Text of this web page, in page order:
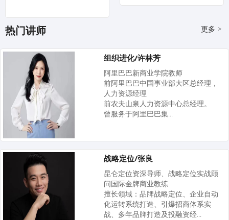
热门讲师 更多 >
组织进化/许林芳
阿里巴巴新商业学院教师
前阿里巴巴中国事业部大区总经理，
人力资源经理
前农夫山泉人力资源中心总经理。
曾服务于阿里巴巴集...
战略定位/张良
昆仑定位资深导师、战略定位实战顾
问国际金牌商业教练
擅长领域：品牌战略定位、企业自动
化运转系统打造、引爆招商体系实
战、多年品牌打造及投融资经...